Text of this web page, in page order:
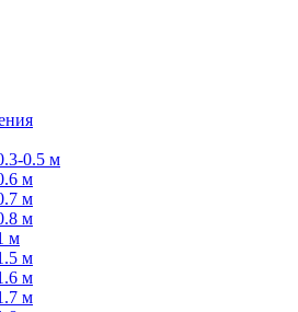
0.5 м
м
м
м
м
м
м
м